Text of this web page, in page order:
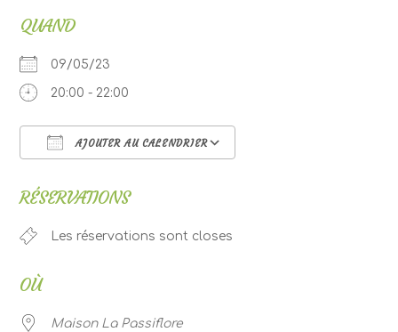
QUAND
09/05/23
20:00 - 22:00
AJOUTER AU CALENDRIER
RÉSERVATIONS
Les réservations sont closes
OÙ
Maison La Passiflore